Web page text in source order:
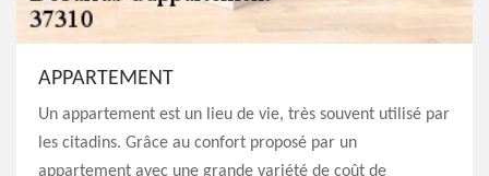
APPARTEMENT
Un appartement est un lieu de vie, très souvent utilisé par
les citadins. Grâce au confort proposé par un
appartement avec une grande variété de coût de